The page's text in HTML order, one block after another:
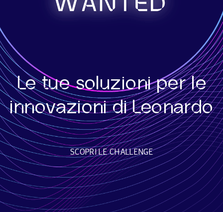
Le tue soluzioni per le
innovazioni di Leonardo
SCOPRI LE CHALLENGE